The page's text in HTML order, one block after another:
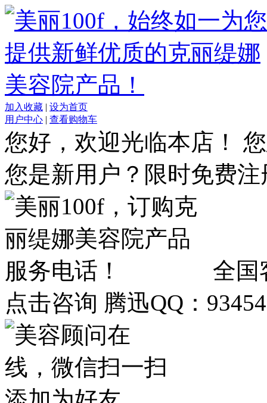
加入收藏 | 设为首页
用户中心 | 查看购物车
您好，欢迎光临本店！
您是新用户？限时免费注
全国
点击咨询 腾迅QQ：